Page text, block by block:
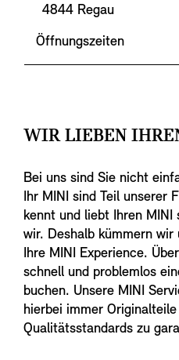
4844 Regau
Öffnungszeiten
WIR LIEBEN
Bei uns sind Sie nicht
Ihr MINI sind Teil unserer
kennt und liebt Ihren MINI
wir. Deshalb kümmern
Ihre MINI Experience.
schnell und problemlos
buchen. Unsere MINI
hierbei immer
Qualitätsstandards zu